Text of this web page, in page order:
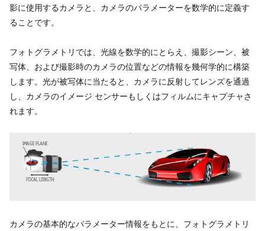
影に使用するカメラと、カメラのパラメーターを数学的に定義す
ることです。
フォトグラメトリでは、光線を数学的にとらえ、撮影シーン、被
写体、および撮影時のカメラの位置などの情報を幾何学的に構築
します。光が被写体に当たると、カメラに反射してレンズを通過
し、カメラのイメージ センサーもしくはフィルムにキャプチャさ
れます。
カメラの基本的なパラメーター情報をもとに、フォトグラメトリ